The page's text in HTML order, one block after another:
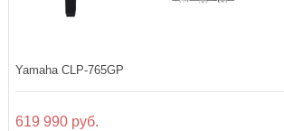
Yamaha CLP-765GP
619 990 руб.